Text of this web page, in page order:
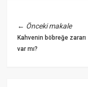
← Önceki makale
Kahvenin böbreğe zararı
var mı?